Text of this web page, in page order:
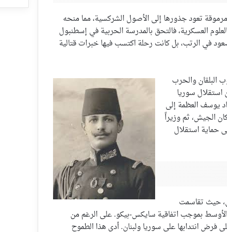
في حي الشاغور بدمشق عام 1884، لأسرة مرموقة تعود جذورها إلى الأصول الشركسية، مما منحه
العسكرية، فالتحق بالمدرسة الحربية في إسطنبول
تكن مسيرته مجرد صعود في الرتب، بل كانت رحلة اكتسب فيها خبرات قتالية
والحرب
استقلال سوريا
يوسف العظمة إلى
الجيش، ثم وزيراً
استقلال
حيث تقاسمت
الأوسط بموجب اتفاقية سايكس-بيكو. على الرغم من
كانت فرنسا مصممة على فرض انتدابها على سوريا ولبنان. أدى هذا الطموح